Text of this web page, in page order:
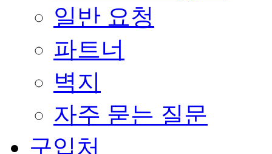
일반 요청
파트너
벽지
자주 묻는 질문
구입처